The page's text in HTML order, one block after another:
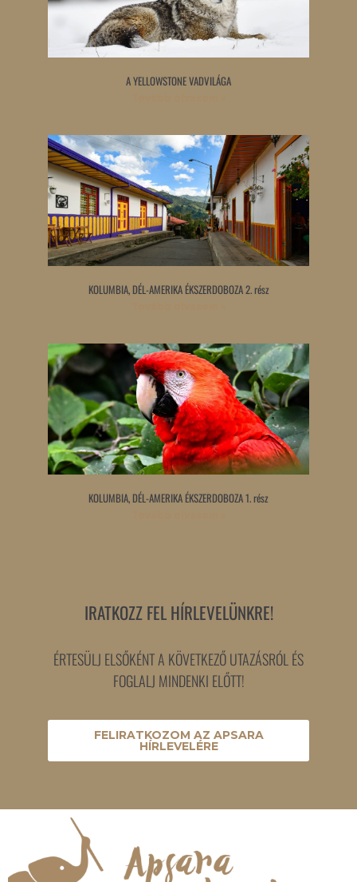
A YELLOWSTONE VADVILÁGA
KOLUMBIA, DÉL-AMERIKA ÉKSZERDOBOZA 2. rész
KOLUMBIA, DÉL-AMERIKA ÉKSZERDOBOZA 1. rész
IRATKOZZ FEL HÍRLEVELÜNKRE!
ÉRTESÜLJ ELSŐKÉNT A KÖVETKEZŐ UTAZÁSRÓL ÉS
FOGLALJ MINDENKI ELŐTT!
FELIRATKOZOM AZ APSARA
HÍRLEVELÉRE